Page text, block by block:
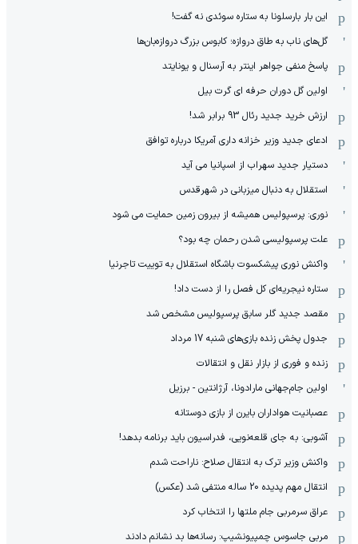
این بار بارسلونا به ستاره سوئدی نه گفت!
گل‌های ناب به طاق دروازه؛ کابوس بزرگ دروازه‌بان‌ها
پاسخ منفی جواهر اینتر به آرسنال و یونایتد
اولین گل دوران حرفه ای گرت بیل
ارزش خرید جدید رئال 93 برابر شد!
ادعای جدید وزیر خزانه داری آمریکا درباره توافق
دستیار جدید سهراب از اسپانیا می آید
استقلال به دنبال میزبانی در شهرقدس
نوری: پرسپولیس همیشه از بیرون زمین حمایت می شود
علت پرسپولیسی شدن رحمان چه بود؟
واکنش نوری پیشکسوت باشگاه استقلال به توییت تاجرنیا
ستاره نیجریه‌ای کل فصل را از دست داد!
مقصد جدید گلر سابق پرسپولیس مشخص شد
جدول پخش زنده بازی‌های شنبه 17 مرداد
زنده و فوری از بازار نقل و انتقالات
اولین جام‌جهانی مارادونا، آرژانتین - برزیل
عصبانیت هواداران بایرن از بازی دوستانه
آشوبی: به جای قلعه‌نویی، فدراسیون باید برنامه بدهد!
واکنش وزیر ترک به انتقال صلاح: ناراحت شدم
انتقال مهم پدیده 20 ساله منتفی شد (عکس)
عراق سرمربی جام ملتها را انتخاب کرد
مربی جاسوس چمپیونشیپ: رسانه‌ها بد نشانم دادند